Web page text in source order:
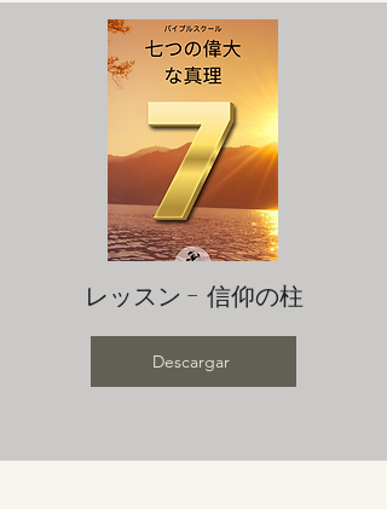
レッスン - 信仰の柱
Descargar